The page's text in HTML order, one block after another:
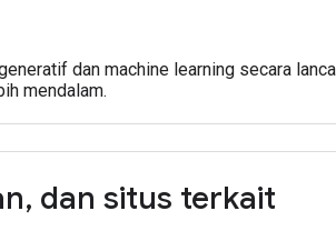
dan machine learning secara
mendalam.
, dan situs terkait